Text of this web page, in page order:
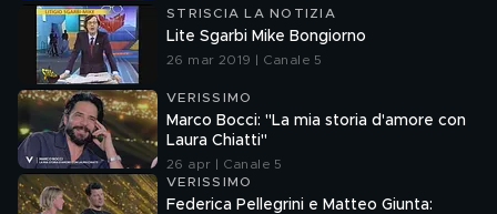
STRISCIA LA NOTIZIA
Lite Sgarbi Mike Bongiorno
26 mar 2019 | Canale 5
VERISSIMO
Marco Bocci: "La mia storia d'amore con
Laura Chiatti"
26 apr | Canale 5
VERISSIMO
Federica Pellegrini e Matteo Giunta: